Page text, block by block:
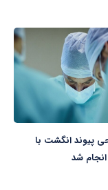
پیوند انگشت با
شد